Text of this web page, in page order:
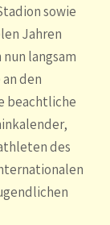
sowie
Jahren
langsam
den
beachtliche
des